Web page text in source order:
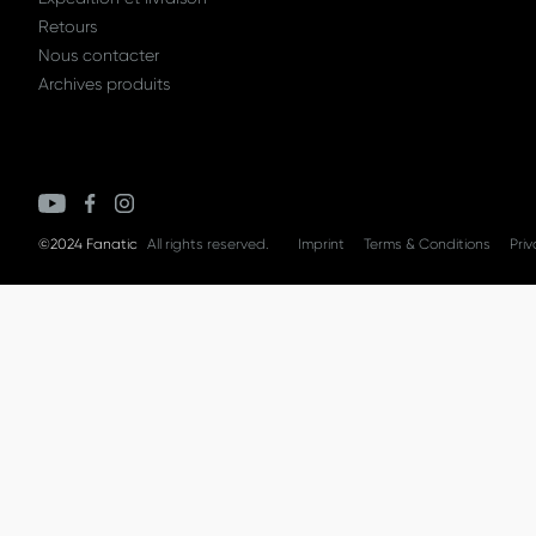
Retours
Nous contacter
Archives produits
©2024 Fanatic All rights reserved. Imprint Terms & Conditions